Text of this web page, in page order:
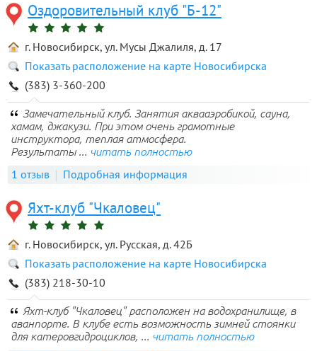
Оздоровительный клуб "Б-12"
г. Новосибирск, ул. Мусы Джалиля, д. 17
Показать расположение на карте Новосибирска
(383) 3-360-200
Замечательный клуб. Занятия аквааэробикой, сауна,
хамам, джакузи. При этом очень грамотные
инструктора, теплая атмосфера.
Результаты ... читать полностью
1 отзыв Подробная информация
Яхт-клуб "Чкаловец"
г. Новосибирск, ул. Русская, д. 42Б
Показать расположение на карте Новосибирска
(383) 218-30-10
Яхт-клуб "Чкаловец" расположен на водохранилище, в
аванпорте. В клубе есть возможность зимней стоянки
для катеровгидроциклов, ... читать полностью